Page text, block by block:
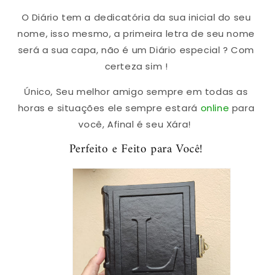
O Diário tem a dedicatória da sua inicial do seu
nome, isso mesmo, a primeira letra de seu nome
será a sua capa, não é um Diário especial ? Com
certeza sim !
Único, Seu melhor amigo sempre em todas as
horas e situações ele sempre estará online para
você, Afinal é seu Xára!
Perfeito e Feito para Você!